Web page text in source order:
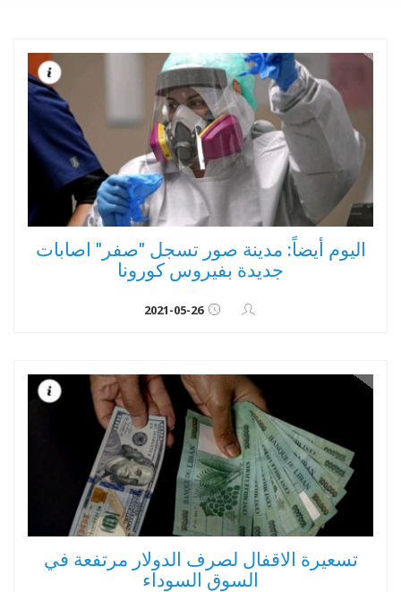
اليوم أيضاً: مدينة صور تسجل "صفر" اصابات
جديدة بفيروس كورونا
2021-05-26
تسعيرة الاقفال لصرف الدولار مرتفعة في
السوق السوداء